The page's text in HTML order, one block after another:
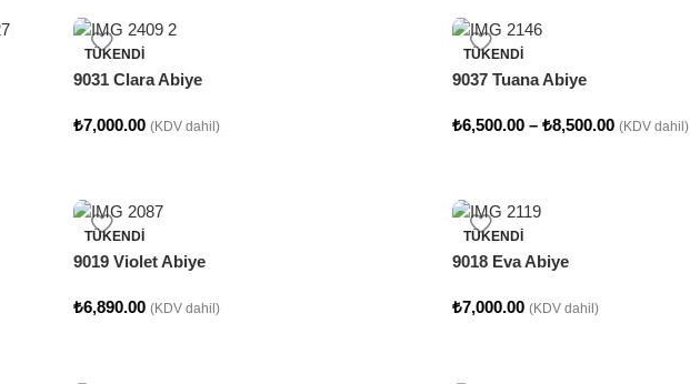
TÜKENDI
9031 Clara Abiye
₺7,000.00 (KDV dahil)
TÜKENDI
9037 Tuana Abiye
₺6,500.00 – ₺8,500.00 (KDV dahil)
TÜKENDI
9019 Violet Abiye
₺6,890.00 (KDV dahil)
TÜKENDI
9018 Eva Abiye
₺7,000.00 (KDV dahil)